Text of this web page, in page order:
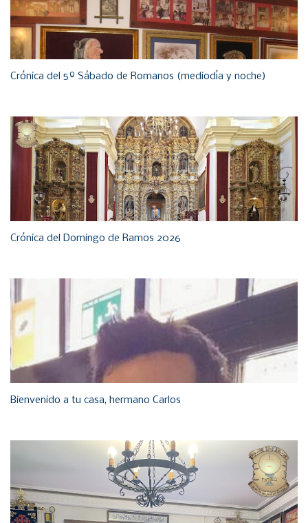
Crónica del 5º Sábado de Romanos (mediodía y noche)
Crónica del Domingo de Ramos 2026
Bienvenido a tu casa, hermano Carlos